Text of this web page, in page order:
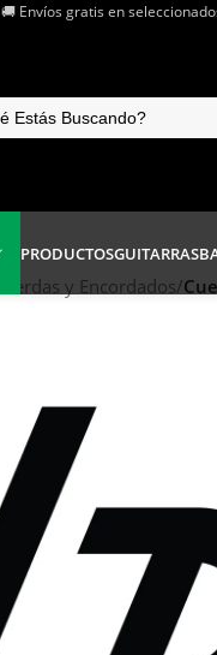
🚚 Envíos gratis en
PRODUCTOSGUITARRAS
Cuerdas y Encordados/